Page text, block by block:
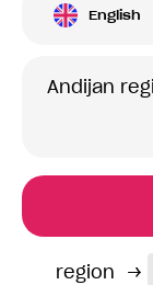
English
region →